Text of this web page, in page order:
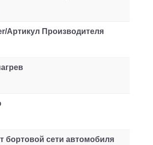
Артикул Производителя
бортовой сети автомобиля